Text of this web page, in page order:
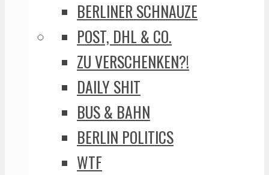
BERLINER SCHNAUZE
POST, DHL & CO.
ZU VERSCHENKEN?!
DAILY SHIT
BUS & BAHN
BERLIN POLITICS
WTF